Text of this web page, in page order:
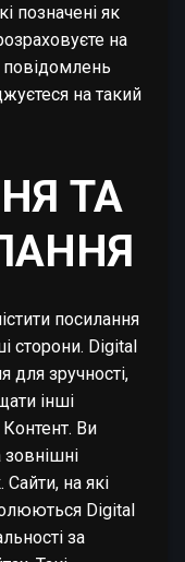
позначені як
на
повідомлень
на такий
ТА
посилання
сторони. Digital
для зручності,
інші
Ви
зовнішні
на які
Digital
за